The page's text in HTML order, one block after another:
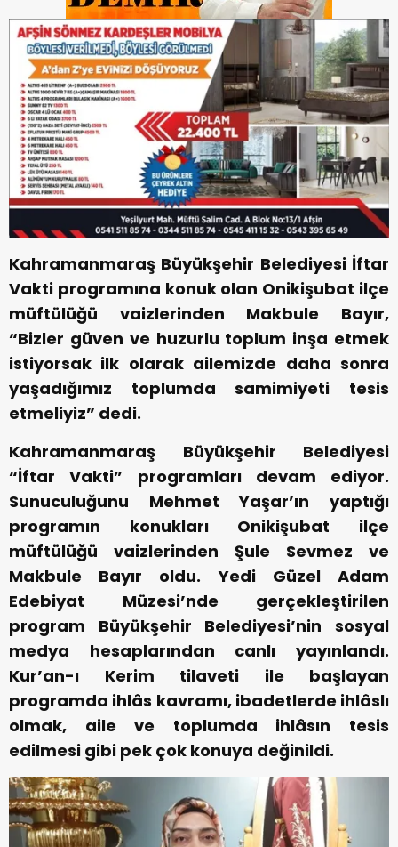
Kahramanmaraş Büyükşehir Belediyesi İftar
Vakti programına konuk olan Onikişubat ilçe
müftülüğü vaizlerinden Makbule Bayır,
“Bizler güven ve huzurlu toplum inşa etmek
istiyorsak ilk olarak ailemizde daha sonra
yaşadığımız toplumda samimiyeti tesis
etmeliyiz” dedi.
Kahramanmaraş Büyükşehir Belediyesi
“İftar Vakti” programları devam ediyor.
Sunuculuğunu Mehmet Yaşar’ın yaptığı
programın konukları Onikişubat ilçe
müftülüğü vaizlerinden Şule Sevmez ve
Makbule Bayır oldu. Yedi Güzel Adam
Edebiyat Müzesi’nde gerçekleştirilen
program Büyükşehir Belediyesi’nin sosyal
medya hesaplarından canlı yayınlandı.
Kur’an-ı Kerim tilaveti ile başlayan
programda ihlâs kavramı, ibadetlerde ihlâslı
olmak, aile ve toplumda ihlâsın tesis
edilmesi gibi pek çok konuya değinildi.